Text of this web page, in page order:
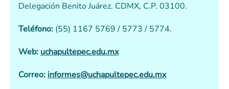
Delegación Benito Juárez. CDMX, C.P. 03100.
Teléfono: (55) 1167 5769 / 5773 / 5774.
Web: uchapultepec.edu.mx
Correo: informes@uchapultepec.edu.mx